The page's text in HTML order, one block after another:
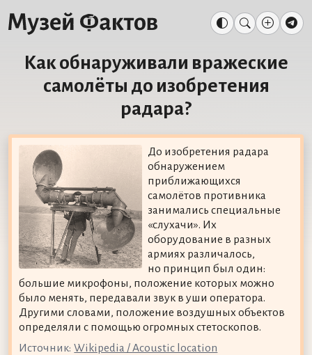
Как обнаруживали вражеские
самолёты до изобретения
радара?
До изобретения радара
обнаружением
приближающихся
самолётов противника
занимались специальные
«слухачи». Их
оборудование в разных
армиях различалось,
но принцип был один:
большие микрофоны, положение которых можно
было менять, передавали звук в уши оператора.
Другими словами, положение воздушных объектов
определяли с помощью огромных стетоскопов.
Источник: Wikipedia / Acoustic location